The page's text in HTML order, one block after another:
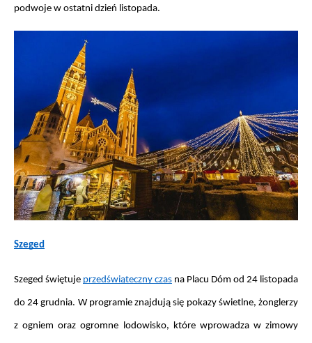
podwoje w ostatni dzień listopada.
Szeged
Szeged świętuje przedświąteczny czas na Placu Dóm od 24 listopada
do 24 grudnia. W programie znajdują się pokazy świetlne, żonglerzy
z ogniem oraz ogromne lodowisko, które wprowadza w zimowy